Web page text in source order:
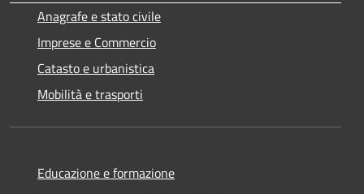
Anagrafe e stato civile
Imprese e Commercio
Catasto e urbanistica
Mobilità e trasporti
Educazione e formazione